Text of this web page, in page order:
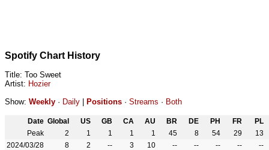
Spotify Chart History
Title: Too Sweet
Artist: Hozier
Show: Weekly · Daily Positions · Streams · Both
Date Global US GB CA AU BR DE PH FR
PL
Peak
2 1 1 1 1 45 8 54 29
13
2024/03/28
8 2 -- 3 10 -- -- -- --
--